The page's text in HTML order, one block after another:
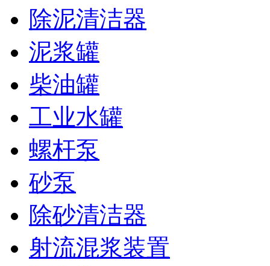
除泥清洁器
泥浆罐
柴油罐
工业水罐
螺杆泵
砂泵
除砂清洁器
射流混浆装置